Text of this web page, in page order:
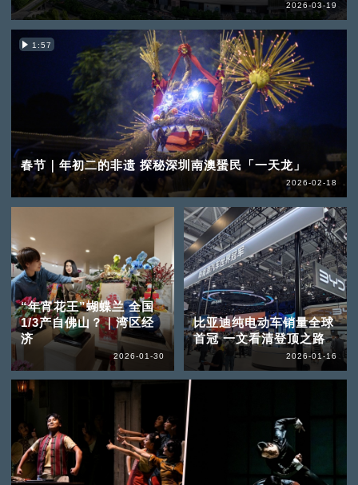
2026-03-19
1:57
春节｜年初二的非遗 探秘深圳南澳蜑民「一天龙」
2026-02-18
“年宵花王”蝴蝶兰 全国
1/3产自佛山？｜湾区经
济
2026-01-30
比亚迪纯电动车销量全球
首冠 一文看清登顶之路
2026-01-16